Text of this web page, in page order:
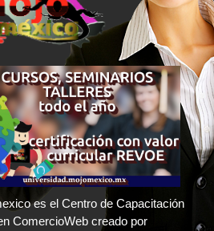
es el Centro de Capacitación
ComercioWeb creado por